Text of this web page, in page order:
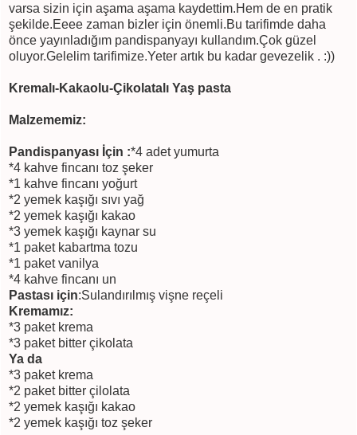
varsa sizin için aşama aşama kaydettim.Hem de en pratik
şekilde.Eeee zaman bizler için önemli.Bu tarifimde daha
önce yayınladığım pandispanyayı kullandım.Çok güzel
oluyor.Gelelim tarifimize.Yeter artık bu kadar gevezelik . :))
Kremalı-Kakaolu-Çikolatalı Yaş pasta
Malzememiz:
Pandispanyası İçin :*4 adet yumurta
*4 kahve fincanı toz şeker
*1 kahve fincanı yoğurt
*2 yemek kaşığı sıvı yağ
*2 yemek kaşığı kakao
*3 yemek kaşığı kaynar su
*1 paket kabartma tozu
*1 paket vanilya
*4 kahve fincanı un
Pastası için:Sulandırılmış vişne reçeli
Kremamız:
*3 paket krema
*3 paket bitter çikolata
Ya da
*3 paket krema
*2 paket bitter çilolata
*2 yemek kaşığı kakao
*2 yemek kaşığı toz şeker